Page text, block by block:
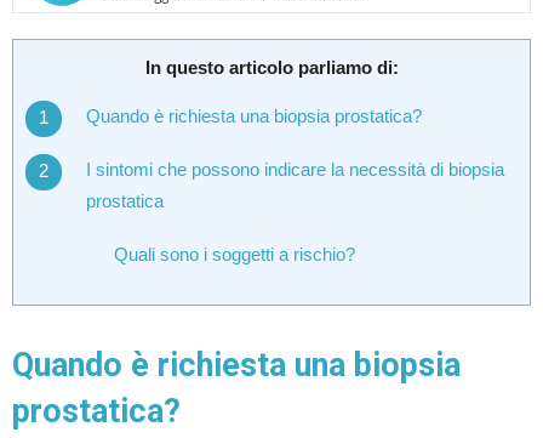
In questo articolo parliamo di:
Quando è richiesta una biopsia prostatica?
I sintomi che possono indicare la necessità di biopsia
prostatica
Quali sono i soggetti a rischio?
Quando è richiesta una biopsia
prostatica?